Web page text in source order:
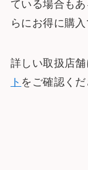
ている場合も
らにお得に購
詳しい取扱店
ト をご確認くだ